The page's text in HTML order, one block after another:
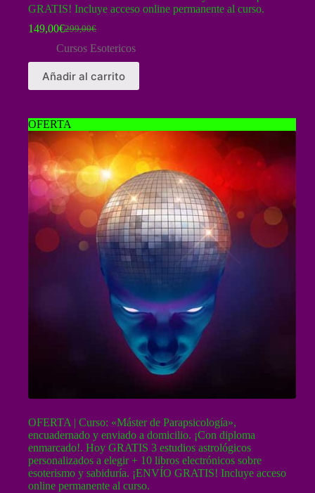
GRATIS! Incluye acceso online permanente al curso.
299,00€
El
precio
original
era:
149,00€El
precio
actual
es:
Cursos Esotericos
Añadir al carrito
OFERTA
OFERTA | Curso: «Máster de Parapsicología»,
encuadernado y enviado a domicilio. ¡Con diploma
enmarcado!. Hoy GRATIS 3 estudios astrológicos
personalizados a elegir + 10 libros electrónicos sobre
esoterismo y sabiduría. ¡ENVÍO GRATIS! Incluye acceso
online permanente al curso.